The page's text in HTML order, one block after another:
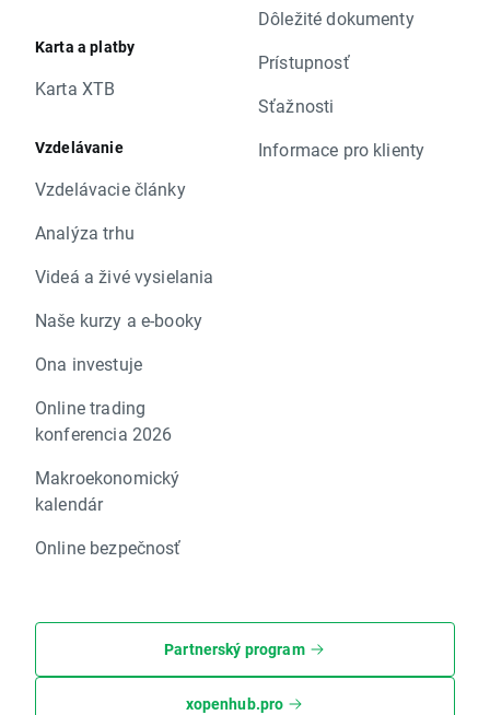
Karta a platby
Karta XTB
Vzdelávanie
Vzdelávacie články
Analýza trhu
Videá a živé vysielania
Naše kurzy a e-booky
Ona investuje
Online trading
konferencia 2026
Makroekonomický
kalendár
Online bezpečnosť
Dôležité dokumenty
Prístupnosť
Sťažnosti
Informace pro klienty
Partnerský program
xopenhub.pro